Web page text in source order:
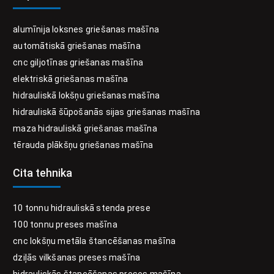
alumīnija loksnes griešanas mašīna
automātiskā griešanas mašīna
cnc giljotīnas griešanas mašīna
elektriskā griešanas mašīna
hidrauliskā lokšņu griešanas mašīna
hidrauliskā šūpošanās sijas griešanas mašīna
maza hidrauliskā griešanas mašīna
tērauda plākšņu griešanas mašīna
Cita tehnika
10 tonnu hidrauliskā stenda prese
100 tonnu preses mašīna
cnc lokšņu metāla štancēšanas mašīna
dziļās vilkšanas preses mašīna